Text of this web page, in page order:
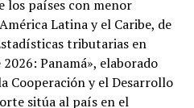
los países con menor
Latina y el Caribe, de
tributarias en
Panamá», elaborado
Cooperación y el Desarrollo
sitúa al país en el